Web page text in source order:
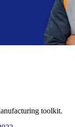
toolkit.